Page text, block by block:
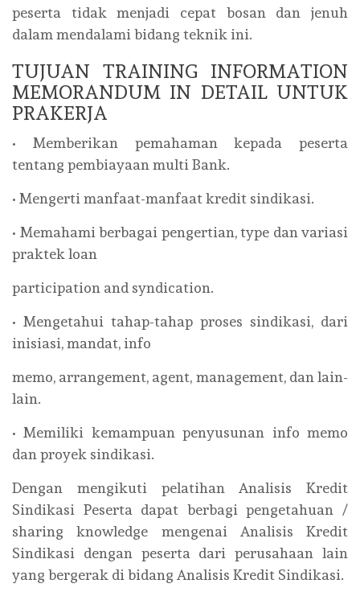
peserta tidak menjadi cepat bosan dan jenuh
dalam mendalami bidang teknik ini.
TUJUAN TRAINING INFORMATION
MEMORANDUM IN DETAIL UNTUK
PRAKERJA
• Memberikan pemahaman kepada peserta
tentang pembiayaan multi Bank.
• Mengerti manfaat-manfaat kredit sindikasi.
• Memahami berbagai pengertian, type dan variasi
praktek loan
participation and syndication.
• Mengetahui tahap-tahap proses sindikasi, dari
inisiasi, mandat, info
memo, arrangement, agent, management, dan lain-
lain.
• Memiliki kemampuan penyusunan info memo
dan proyek sindikasi.
Dengan mengikuti pelatihan Analisis Kredit
Sindikasi Peserta dapat berbagi pengetahuan /
sharing knowledge mengenai Analisis Kredit
Sindikasi dengan peserta dari perusahaan lain
yang bergerak di bidang Analisis Kredit Sindikasi.